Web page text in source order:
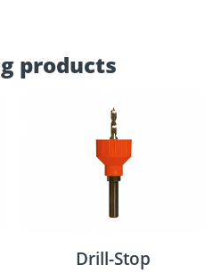
products
Drill-Stop